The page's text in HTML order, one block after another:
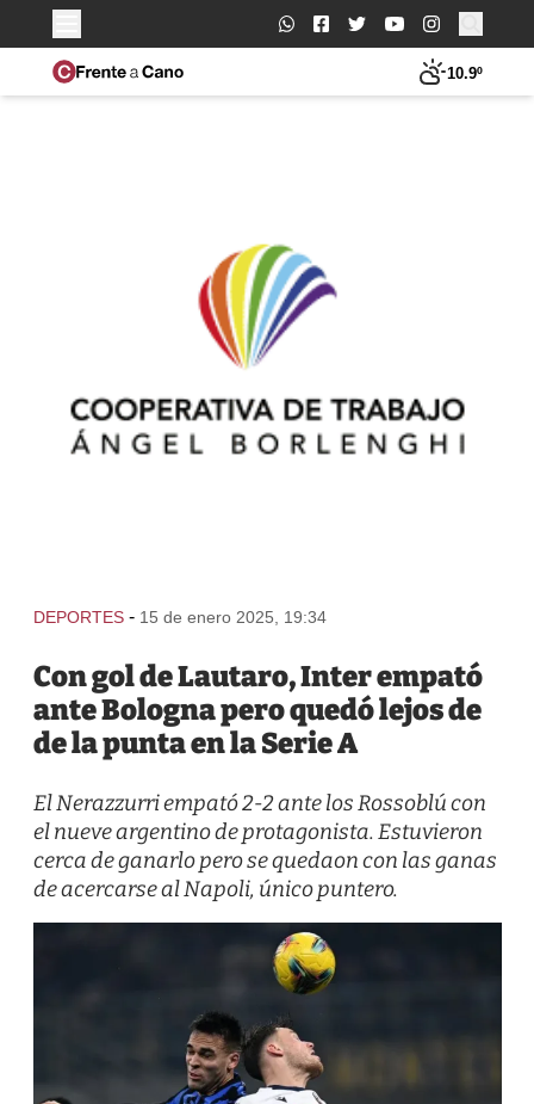
Buscar:
10.9º
DEPORTES - 15 de enero 2025, 19:34
Con gol de Lautaro, Inter empató
ante Bologna pero quedó lejos de
de la punta en la Serie A
El Nerazzurri empató 2-2 ante los Rossoblú con
el nueve argentino de protagonista. Estuvieron
cerca de ganarlo pero se quedaon con las ganas
de acercarse al Napoli, único puntero.